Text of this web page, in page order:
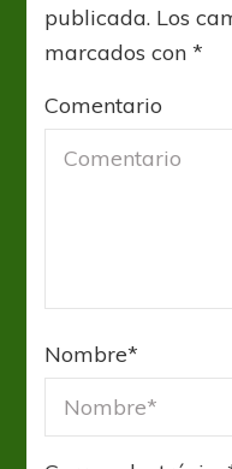
publicada. Los
marcados con*
Comentario
Nombre*